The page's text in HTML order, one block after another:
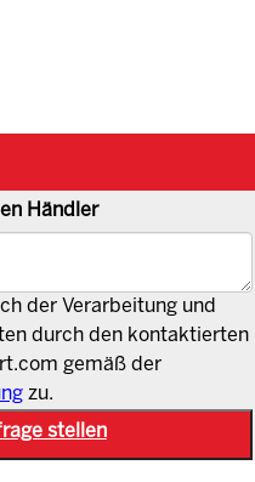
Händler
der Verarbeitung und
durch den kontaktierten
gemäß der
zu.